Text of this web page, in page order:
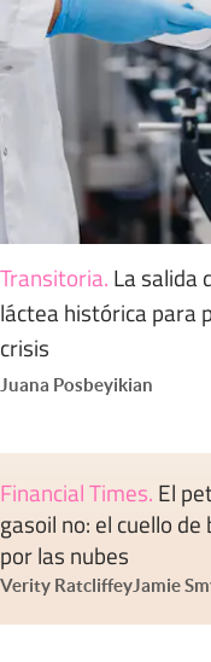
Transitoria. La salida
láctea histórica para
crisis
Juana Posbeyikian
Financial Times. El
gasoil no: el cuello
por las nubes
Verity RatcliffeyJamie